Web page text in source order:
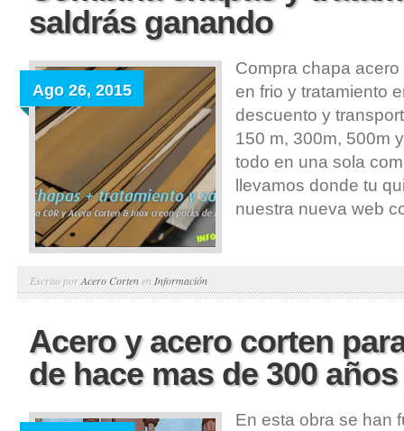
saldrás ganando
Ago 26, 2015
Compra chapa
en frio y tratamiento
descuento y
150 m, 300m, 500m
todo en una sola
llevamos donde tu
nuestra nueva web
Escrito porAcero Cortenen Información
Acero y acero corten
de hace mas de 300 años
En esta obra se han